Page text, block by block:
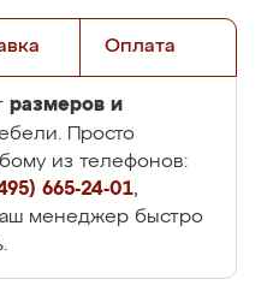
Оплата
размеров и
Просто
из телефонов:
665-24-01,
менеджер быстро